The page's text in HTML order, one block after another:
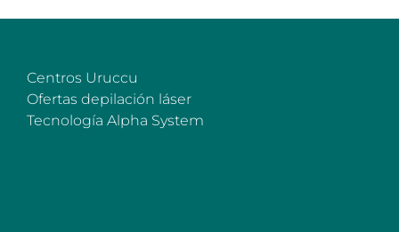
Centros Uruccu
Ofertas depilación láser
Tecnología Alpha System